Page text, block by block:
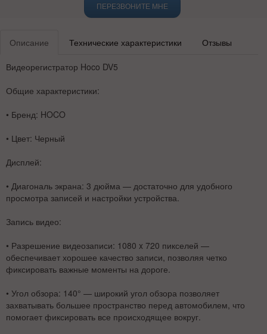
ПЕРЕЗВОНИТЕ МНЕ
Описание Технические характеристики Отзывы
Видеорегистратор Hoco DV5
Общие характеристики:
• Бренд: HOCO
• Цвет: Черный
Дисплей:
• Диагональ экрана: 3 дюйма — достаточно для удобного
просмотра записей и настройки устройства.
Запись видео:
• Разрешение видеозаписи: 1080 x 720 пикселей —
обеспечивает хорошее качество записи, позволяя четко
фиксировать важные моменты на дороге.
• Угол обзора: 140° — широкий угол обзора позволяет
захватывать большее пространство перед автомобилем, что
помогает фиксировать все происходящее вокруг.